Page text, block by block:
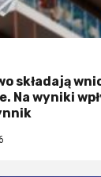
składają
Na wyniki